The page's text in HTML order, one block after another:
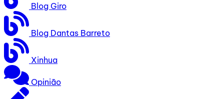
Blog Giro
Blog Dantas Barreto
Xinhua
Opinião